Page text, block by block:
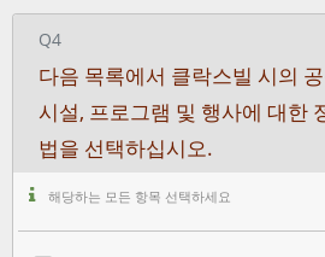
Q4
다음 목록에서 클락스빌 시의
시설, 프로그램 및 행사에 대한
법을 선택하십시오.
해당하는 모든 항목 선택하세요